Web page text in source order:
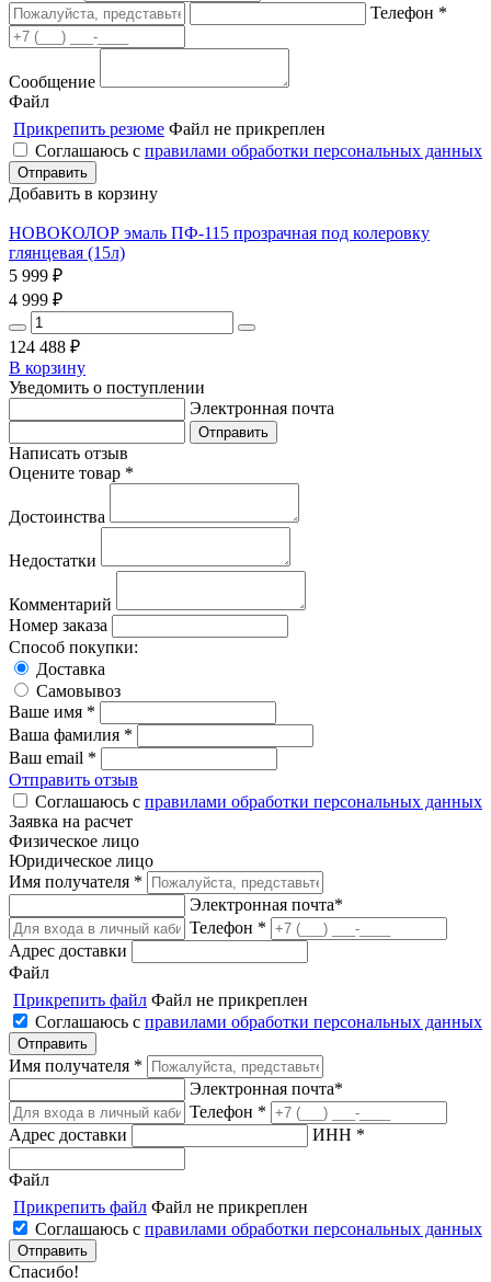
Телефон *
Сообщение
Файл
Прикрепить резюме Файл не прикреплен
Соглашаюсь с правилами обработки персональных данных
Добавить в корзину
НОВОКОЛОР эмаль ПФ-115 прозрачная под колеровку
глянцевая (15л)
5 999 ₽
4 999 ₽
124 488 ₽
В корзину
Уведомить о поступлении
Электронная почта
Написать отзыв
Оцените товар *
Достоинства
Недостатки
Комментарий
Номер заказа
Способ покупки:
Доставка
Самовывоз
Ваше имя *
Ваша фамилия *
Ваш email *
Отправить отзыв
Соглашаюсь с правилами обработки персональных данных
Заявка на расчет
Физическое лицо
Юридическое лицо
Имя получателя *
Электронная почта*
Телефон *
Адрес доставки
Файл
Прикрепить файл Файл не прикреплен
Соглашаюсь с правилами обработки персональных данных
Имя получателя *
Электронная почта*
Телефон *
Адрес доставки
ИНН *
Файл
Прикрепить файл Файл не прикреплен
Соглашаюсь с правилами обработки персональных данных
Спасибо!